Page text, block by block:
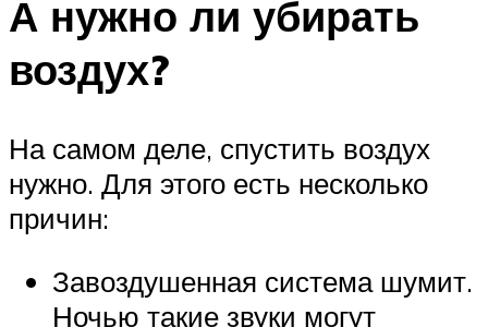
А нужно ли убирать
воздух?
На самом деле, спустить воздух
нужно. Для этого есть несколько
причин:
Завоздушенная система шумит.
Ночью такие звуки могут